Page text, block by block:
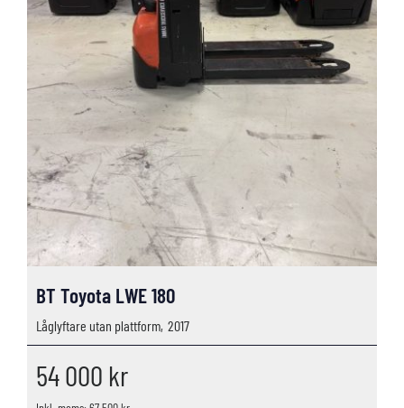
BT Toyota LWE 180
Låglyftare utan plattform, 2017
54 000 kr